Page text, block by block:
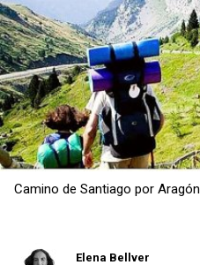
Camino de Santiago por Aragón
Elena Bellver